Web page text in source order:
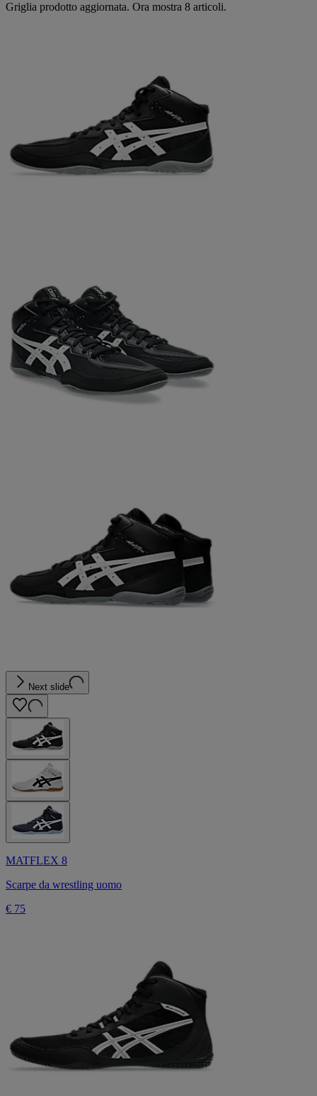
Griglia prodotto aggiornata. Ora mostra 8 articoli.
Next slide
MATFLEX 8
Scarpe da wrestling uomo
€ 75